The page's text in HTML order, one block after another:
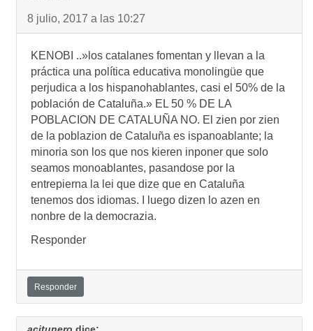
8 julio, 2017 a las 10:27
KENOBI ..»los catalanes fomentan y llevan a la
práctica una política educativa monolingüe que
perjudica a los hispanohablantes, casi el 50% de la
población de Cataluña.» EL 50 % DE LA
POBLACION DE CATALUÑA NO. El zien por zien
de la poblazion de Cataluña es ispanoablante; la
minoria son los que nos kieren inponer que solo
seamos monoablantes, pasandose por la
entrepierna la lei que dize que en Cataluña
tenemos dos idiomas. I luego dizen lo azen en
nonbre de la democrazia.
Responder
Responder